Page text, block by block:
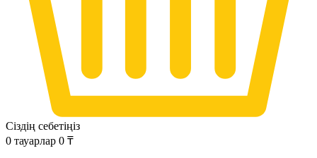
Сіздің себетіңіз
0 тауарлар 0 ₸